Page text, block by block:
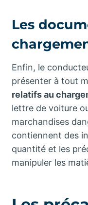
Les
Enfin, le
présenter à tout
relatifs au
lettre de voiture
marchandises
contiennent des
quantité et les
manipuler les